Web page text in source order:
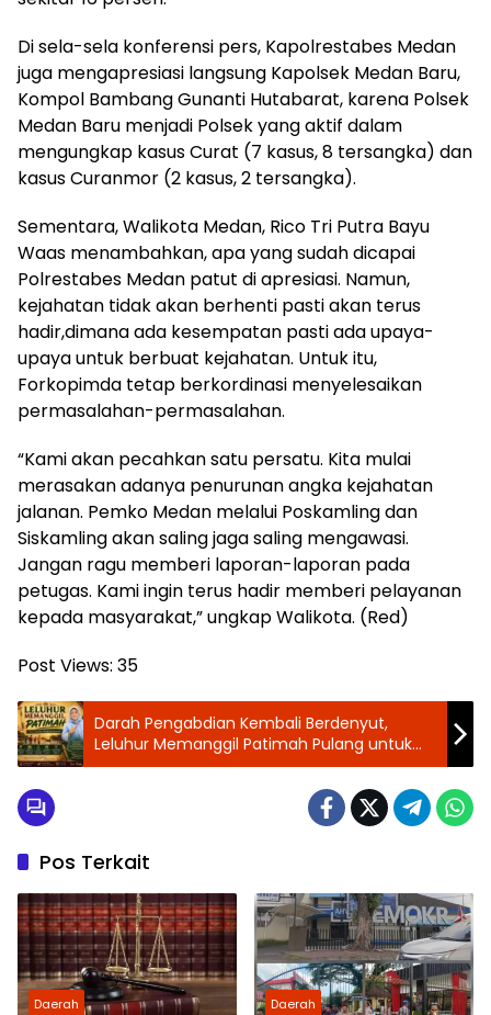
Di sela-sela konferensi pers, Kapolrestabes Medan
juga mengapresiasi langsung Kapolsek Medan Baru,
Kompol Bambang Gunanti Hutabarat, karena Polsek
Medan Baru menjadi Polsek yang aktif dalam
mengungkap kasus Curat (7 kasus, 8 tersangka) dan
kasus Curanmor (2 kasus, 2 tersangka).
Sementara, Walikota Medan, Rico Tri Putra Bayu
Waas menambahkan, apa yang sudah dicapai
Polrestabes Medan patut di apresiasi. Namun,
kejahatan tidak akan berhenti pasti akan terus
hadir,dimana ada kesempatan pasti ada upaya-
upaya untuk berbuat kejahatan. Untuk itu,
Forkopimda tetap berkordinasi menyelesaikan
permasalahan-permasalahan.
“Kami akan pecahkan satu persatu. Kita mulai
merasakan adanya penurunan angka kejahatan
jalanan. Pemko Medan melalui Poskamling dan
Siskamling akan saling jaga saling mengawasi.
Jangan ragu memberi laporan-laporan pada
petugas. Kami ingin terus hadir memberi pelayanan
kepada masyarakat,” ungkap Walikota. (Red)
Post Views: 35
Darah Pengabdian Kembali Berdenyut,
Leluhur Memanggil Patimah Pulang untuk
Membangun Pantai Labu Baru Menuju Desa
Pos Terkait
Daerah Daerah